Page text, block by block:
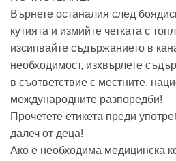
Върнете останалия след
кутията и измийте четката с
изсипвайте съдържанието в
необходимост, изхвърлете
в съответствие с местните,
международните разпоредби!
Прочетете етикета преди
далеч от деца!
Ако е необходима медицинска